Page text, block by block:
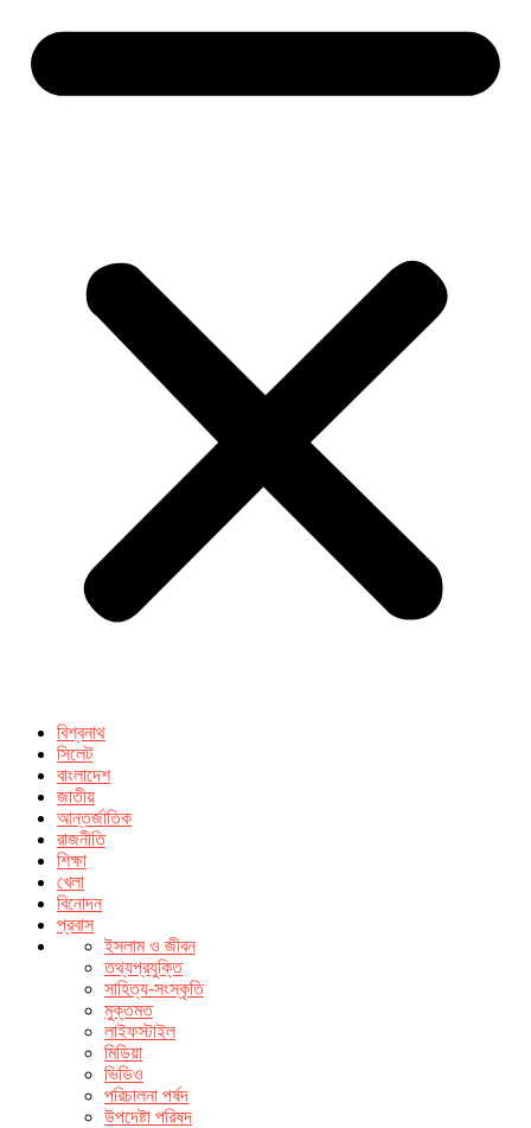
বিশ্বনাথ
সিলেট
বাংলাদেশ
জাতীয়
আন্তর্জাতিক
রাজনীতি
শিক্ষা
খেলা
বিনোদন
প্রবাস
ইসলাম ও জীবন
তথ্যপ্রযুক্তি
সাহিত্য-সংস্কৃতি
মুক্তমত
লাইফস্টাইল
মিডিয়া
ভিডিও
পরিচালনা পর্ষদ
উপদেষ্টা পরিষদ